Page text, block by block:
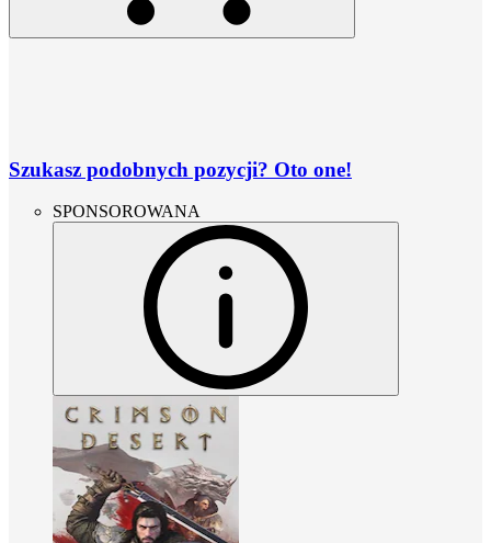
Szukasz podobnych pozycji? Oto one!
SPONSOROWANA